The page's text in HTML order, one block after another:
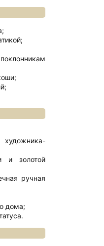
и золотой
ручная
дома;